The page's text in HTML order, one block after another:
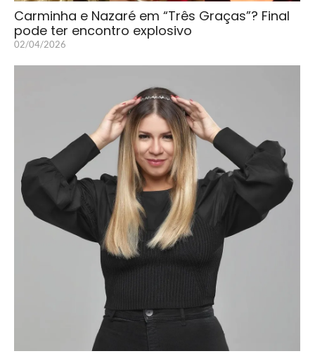
Carminha e Nazaré em “Três Graças”? Final
pode ter encontro explosivo
02/04/2026